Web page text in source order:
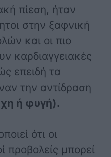
πίεση, ήταν
στην ξαφνική
και οι πιο
καρδιαγγειακές
επειδή τα
την αντίδραση
ή φυγή).
ότι οι
προβολείς μπορεί